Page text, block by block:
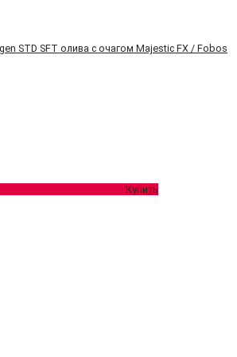
STD SFT олива с очагом Majestic FX / Fobos
Купить